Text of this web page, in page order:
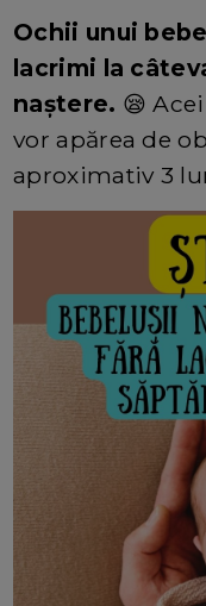
Ochii unui
lacrimi la
naștere. 😪
vor apărea de
aproximativ 3